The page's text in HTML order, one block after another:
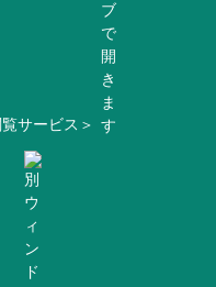
サービス＞